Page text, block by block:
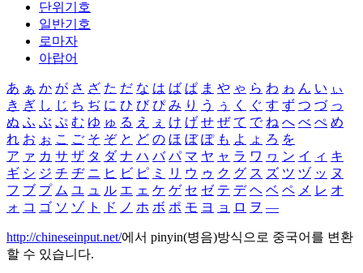
단위기호
일반기호
로마자
아랍어
あ ぁ か が さ ざ た だ な は ば ぱ ま や ゃ ら わ ゎ ん い ぃ
き ぎ し じ ち ぢ に ひ び ぴ み り う ぅ く ぐ す ず つ づ っ
ぬ ふ ぶ ぷ む ゆ ゅ る え ぇ け げ せ ぜ て で ね へ べ ぺ め
れ お ぉ こ ご そ ぞ と ど の ほ ぼ ぽ も よ ょ ろ を
ア ァ カ サ ザ タ ダ ナ ハ バ パ マ ヤ ャ ラ ワ ヮ ン イ ィ キ
ギ シ ジ チ ヂ ニ ヒ ビ ピ ミ リ ウ ゥ ク グ ス ズ ツ ヅ ッ ヌ
フ ブ プ ム ユ ュ ル エ ェ ケ ゲ セ ゼ テ デ ヘ ベ ペ メ レ オ
ォ コ ゴ ソ ゾ ト ド ノ ホ ボ ポ モ ヨ ョ ロ ヲ ―
http://chineseinput.net/에서 pinyin(병음)방식으로 중국어를 변환
할 수 있습니다.